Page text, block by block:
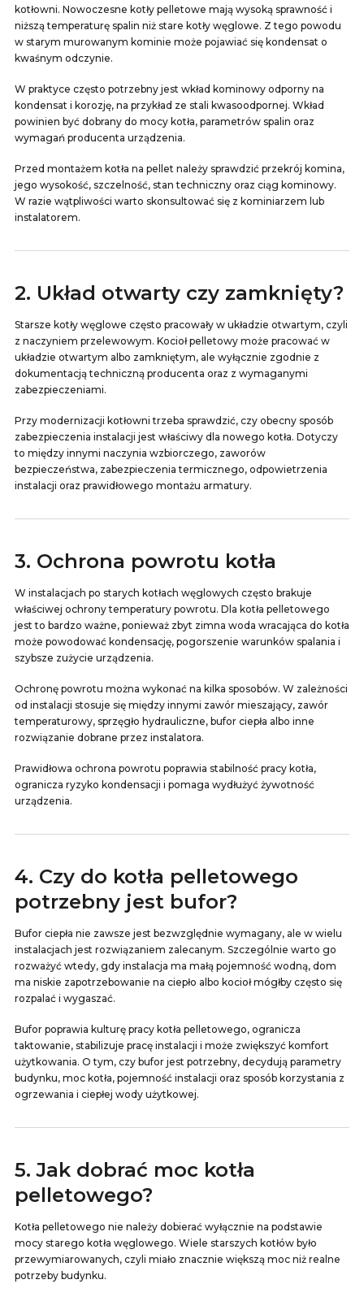
kotłowni. Nowoczesne kotły pelletowe mają wysoką sprawność i
niższą temperaturę spalin niż stare kotły węglowe. Z tego powodu
w starym murowanym kominie może pojawiać się kondensat o
kwaśnym odczynie.
W praktyce często potrzebny jest wkład kominowy odporny na
kondensat i korozję, na przykład ze stali kwasoodpornej. Wkład
powinien być dobrany do mocy kotła, parametrów spalin oraz
wymagań producenta urządzenia.
Przed montażem kotła na pellet należy sprawdzić przekrój komina,
jego wysokość, szczelność, stan techniczny oraz ciąg kominowy.
W razie wątpliwości warto skonsultować się z kominiarzem lub
instalatorem.
2. Układ otwarty czy zamknięty?
Starsze kotły węglowe często pracowały w układzie otwartym, czyli
z naczyniem przelewowym. Kocioł pelletowy może pracować w
układzie otwartym albo zamkniętym, ale wyłącznie zgodnie z
dokumentacją techniczną producenta oraz z wymaganymi
zabezpieczeniami.
Przy modernizacji kotłowni trzeba sprawdzić, czy obecny sposób
zabezpieczenia instalacji jest właściwy dla nowego kotła. Dotyczy
to między innymi naczynia wzbiorczego, zaworów
bezpieczeństwa, zabezpieczenia termicznego, odpowietrzenia
instalacji oraz prawidłowego montażu armatury.
3. Ochrona powrotu kotła
W instalacjach po starych kotłach węglowych często brakuje
właściwej ochrony temperatury powrotu. Dla kotła pelletowego
jest to bardzo ważne, ponieważ zbyt zimna woda wracająca do kotła
może powodować kondensację, pogorszenie warunków spalania i
szybsze zużycie urządzenia.
Ochronę powrotu można wykonać na kilka sposobów. W zależności
od instalacji stosuje się między innymi zawór mieszający, zawór
temperaturowy, sprzęgło hydrauliczne, bufor ciepła albo inne
rozwiązanie dobrane przez instalatora.
Prawidłowa ochrona powrotu poprawia stabilność pracy kotła,
ogranicza ryzyko kondensacji i pomaga wydłużyć żywotność
urządzenia.
4. Czy do kotła pelletowego
potrzebny jest bufor?
Bufor ciepła nie zawsze jest bezwzględnie wymagany, ale w wielu
instalacjach jest rozwiązaniem zalecanym. Szczególnie warto go
rozważyć wtedy, gdy instalacja ma małą pojemność wodną, dom
ma niskie zapotrzebowanie na ciepło albo kocioł mógłby często się
rozpalać i wygaszać.
Bufor poprawia kulturę pracy kotła pelletowego, ogranicza
taktowanie, stabilizuje pracę instalacji i może zwiększyć komfort
użytkowania. O tym, czy bufor jest potrzebny, decydują parametry
budynku, moc kotła, pojemność instalacji oraz sposób korzystania z
ogrzewania i ciepłej wody użytkowej.
5. Jak dobrać moc kotła
pelletowego?
Kotła pelletowego nie należy dobierać wyłącznie na podstawie
mocy starego kotła węglowego. Wiele starszych kotłów było
przewymiarowanych, czyli miało znacznie większą moc niż realne
potrzeby budynku.